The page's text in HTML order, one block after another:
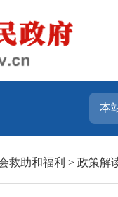
救助和福利 > 政策解